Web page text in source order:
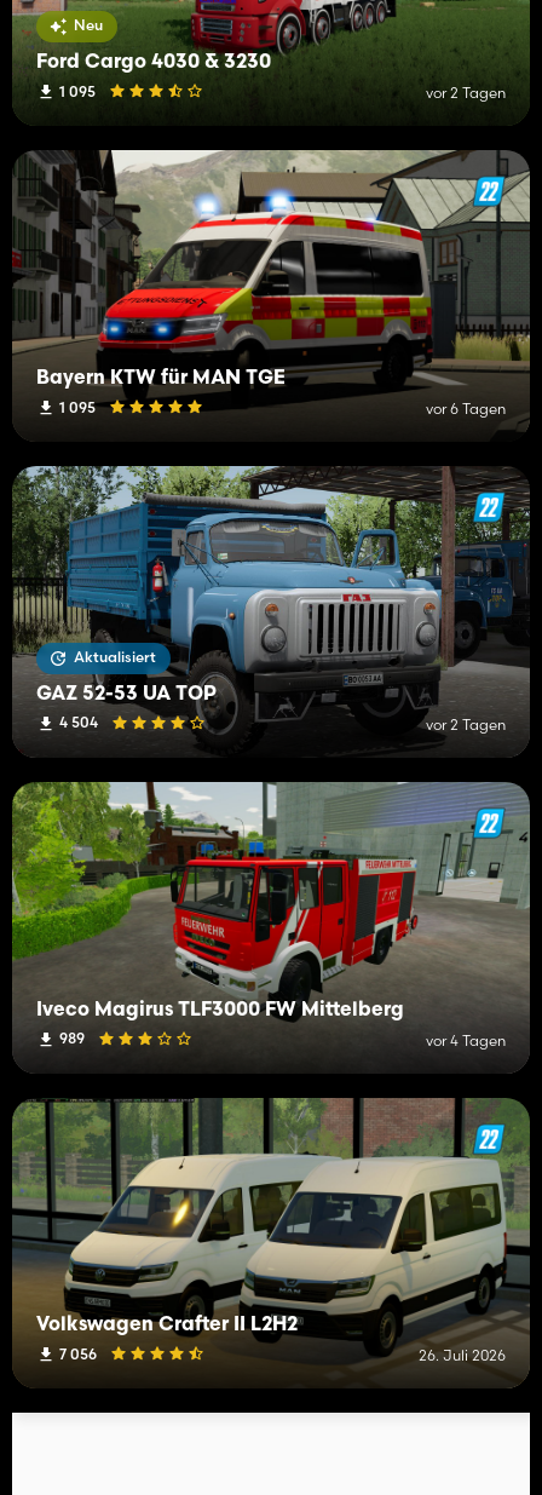
Neu
Ford Cargo 4030 & 3230
1 095 vor 2 Tagen
Bayern KTW für MAN TGE
1 095 vor 6 Tagen
Aktualisiert
GAZ 52-53 UA TOP
4 504 vor 2 Tagen
Iveco Magirus TLF3000 FW Mittelberg
989 vor 4 Tagen
Volkswagen Crafter II L2H2
7 056 26. Juli 2026